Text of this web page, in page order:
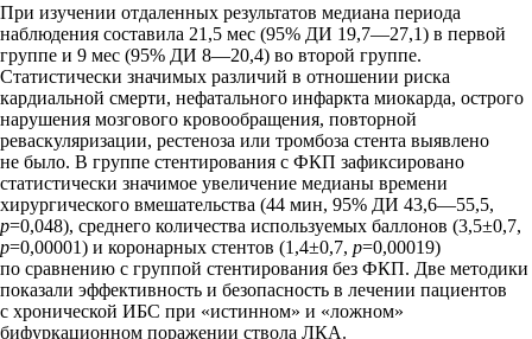
При изучении отдаленных результатов медиана периода
наблюдения составила 21,5 мес (95% ДИ 19,7—27,1) в первой
группе и 9 мес (95% ДИ 8—20,4) во второй группе.
Статистически значимых различий в отношении риска
кардиальной смерти, нефатального инфаркта миокарда, острого
нарушения мозгового кровообращения, повторной
реваскуляризации, рестеноза или тромбоза стента выявлено
не было. В группе стентирования с ФКП зафиксировано
статистически значимое увеличение медианы времени
хирургического вмешательства (44 мин, 95% ДИ 43,6—55,5,
p=0,048), среднего количества используемых баллонов (3,5±0,7,
p=0,00001) и коронарных стентов (1,4±0,7, p=0,00019)
по сравнению с группой стентирования без ФКП. Две методики
показали эффективность и безопасность в лечении пациентов
с хронической ИБС при «истинном» и «ложном»
бифуркационном поражении ствола ЛКА.